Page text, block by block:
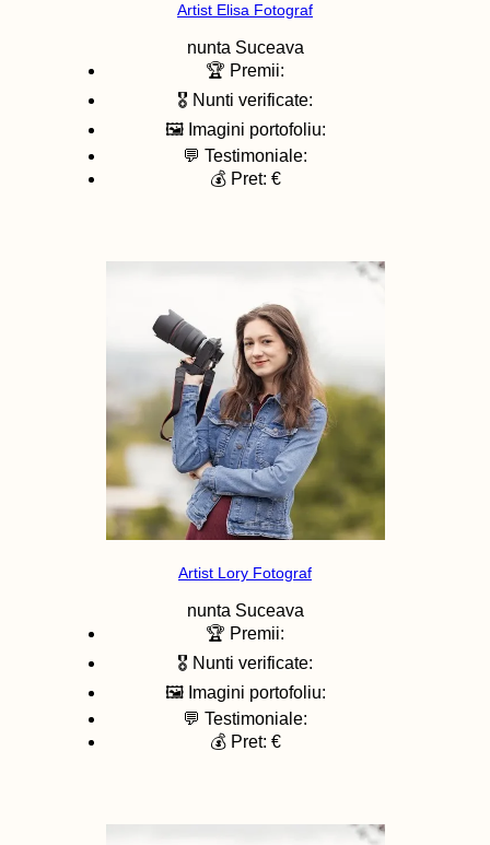
Artist Elisa Fotograf
nunta Suceava
🏆 Premii:
🎖️ Nunti verificate:
🖼️ Imagini portofoliu:
💬 Testimoniale:
💰 Pret: €
Artist Lory Fotograf
nunta Suceava
🏆 Premii:
🎖️ Nunti verificate:
🖼️ Imagini portofoliu:
💬 Testimoniale:
💰 Pret: €